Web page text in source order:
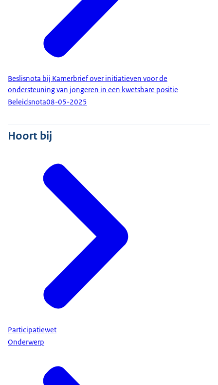
Beslisnota bij Kamerbrief over initiatieven voor de
ondersteuning van jongeren in een kwetsbare positie
Beleidsnota08-05-2025
Hoort bij
Participatiewet
Onderwerp